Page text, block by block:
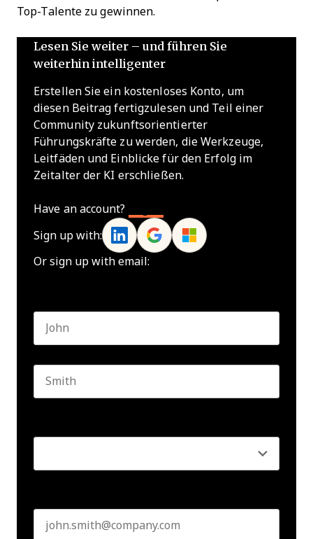
Top-Talente zu gewinnen.
Lesen Sie weiter – und führen Sie
weiterhin intelligenter
Erstellen Sie ein kostenloses Konto, um
diesen Beitrag fertigzulesen und Teil einer
Community zukunftsorientierter
Führungskräfte zu werden, die Werkzeuge,
Leitfäden und Einblicke für den Erfolg im
Zeitalter der KI erschließen.
Have an account?
Sign up with:
Or sign up with email: